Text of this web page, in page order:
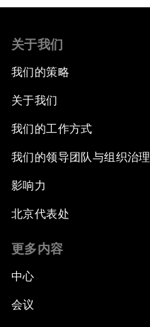
关于我们
我们的策略
关于我们
我们的工作方式
我们的领导团队与组织治理
影响力
北京代表处
更多内容
中心
会议